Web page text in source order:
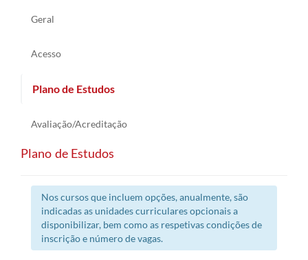
Geral
Acesso
Plano de Estudos
Avaliação/Acreditação
Plano de Estudos
Nos cursos que incluem opções, anualmente, são
indicadas as unidades curriculares opcionais a
disponibilizar, bem como as respetivas condições de
inscrição e número de vagas.